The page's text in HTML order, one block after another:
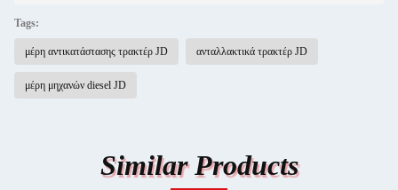
Tags:
μέρη αντικατάστασης τρακτέρ JD ανταλλακτικά τρακτέρ JD
μέρη μηχανών diesel JD
Similar Products